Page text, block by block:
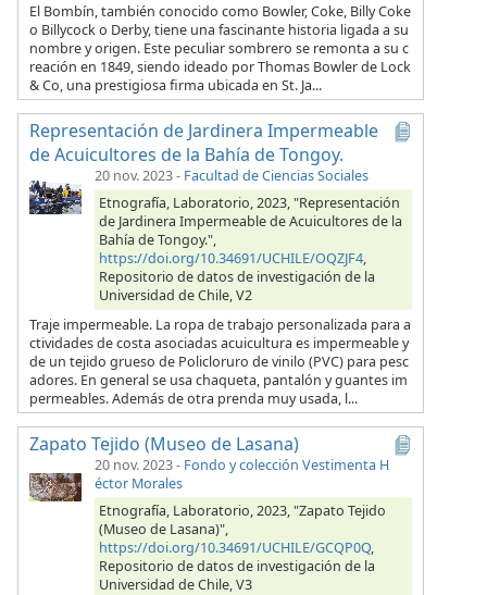
El Bombín, también conocido como Bowler, Coke, Billy Coke
o Billycock o Derby, tiene una fascinante historia ligada a su
nombre y origen. Este peculiar sombrero se remonta a su c
reación en 1849, siendo ideado por Thomas Bowler de Lock
& Co, una prestigiosa firma ubicada en St. Ja...
Representación de Jardinera Impermeable
de Acuicultores de la Bahía de Tongoy.
20 nov. 2023- Facultad de Ciencias Sociales
Etnografía, Laboratorio, 2023, "Representación
de Jardinera Impermeable de Acuicultores de la
Bahía de Tongoy.",
https://doi.org/10.34691/UCHILE/OQZJF4,
Repositorio de datos de investigación de la
Universidad de Chile, V2
Traje impermeable. La ropa de trabajo personalizada para a
ctividades de costa asociadas acuicultura es impermeable y
de un tejido grueso de Policloruro de vinilo (PVC) para pesc
adores. En general se usa chaqueta, pantalón y guantes im
permeables. Además de otra prenda muy usada, l...
Zapato Tejido (Museo de Lasana)
20 nov. 2023- Fondo y colección Vestimenta H
éctor Morales
Etnografía, Laboratorio, 2023, "Zapato Tejido
(Museo de Lasana)",
https://doi.org/10.34691/UCHILE/GCQP0Q,
Repositorio de datos de investigación de la
Universidad de Chile, V3